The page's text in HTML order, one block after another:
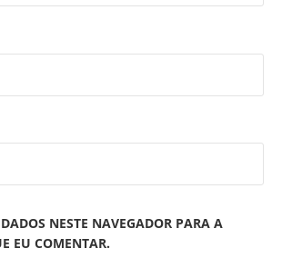
NESTE NAVEGADOR PARA A
EU COMENTAR.